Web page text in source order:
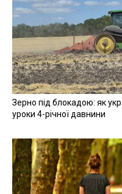
Зерно під блокадою: як
уроки 4-річної давнини